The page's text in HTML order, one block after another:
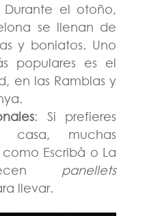
Durante el otoño,
se llenan de
y boniatos. Uno
populares es el
en las Ramblas y
: Si prefieres
muchas
Escribà o La
panellets
llevar​.